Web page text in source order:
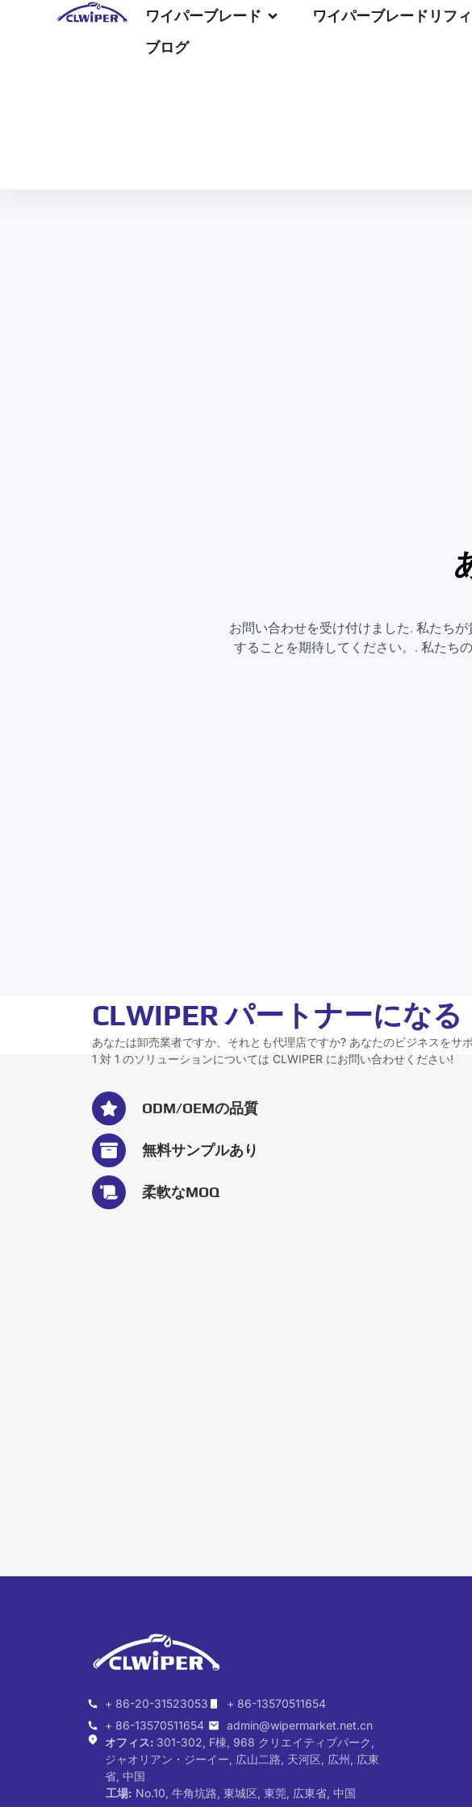
ワイパーブレード ワイパーブレードリフ
ブログ
お問い合わせを受け付けました. 私たち
することを期待してください。. 私たち
CLWIPER パートナーになる
あなたは卸売業者ですか、それとも代理店ですか? あなたのビジネスをサ
1 対 1 のソリューションについては CLWIPER にお問い合わせください!
ODM/OEMの品質
無料サンプルあり
柔軟なMOQ
+ 86-20-31523053
+ 86-13570511654
+ 86-13570511654
admin@wipermarket.net.cn
オフィス: 301-302, F棟, 968 クリエイティブパーク,
ジャオリアン・ジーイー, 広山二路, 天河区, 広州, 広東
省, 中国
工場: No.10, 牛角坑路, 東城区, 東莞, 広東省, 中国